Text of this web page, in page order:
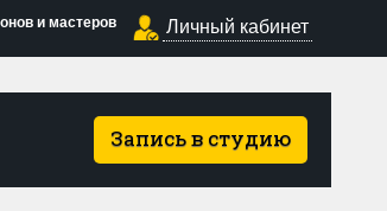
и мастеров Личный кабинет
Запись в студию